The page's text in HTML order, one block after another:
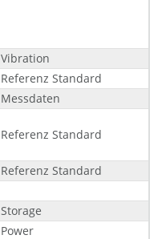
Vibration
Referenz Standard
Messdaten
Referenz Standard
Referenz Standard
Storage
Power